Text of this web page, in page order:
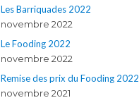
Les Barriquades 2022
novembre 2022
Le Fooding 2022
novembre 2022
Remise des prix du Fooding 2022
novembre 2021